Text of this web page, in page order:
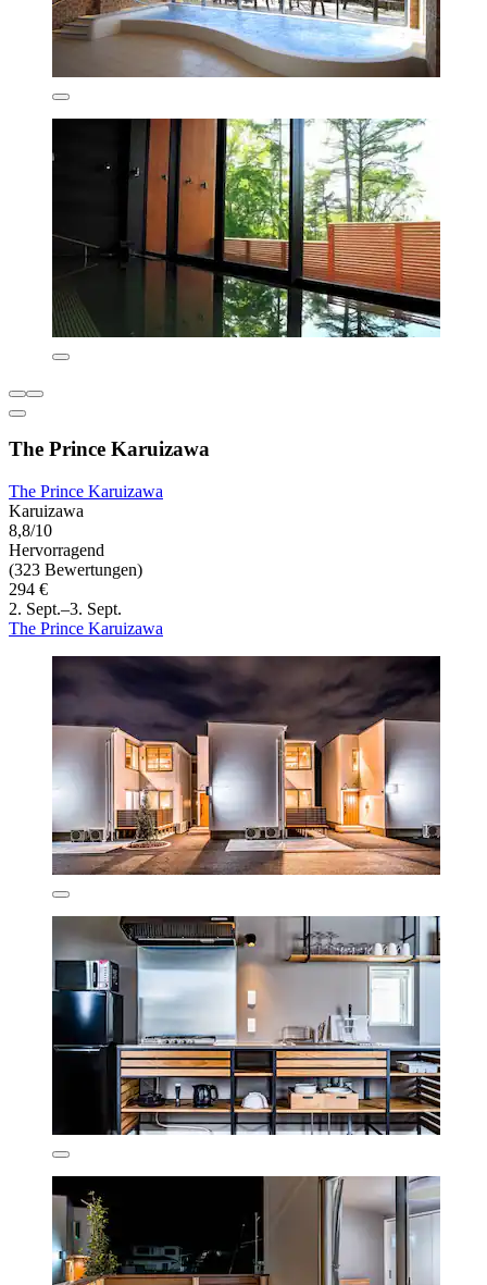
The Prince Karuizawa
The Prince Karuizawa
Karuizawa
8,8/10
Hervorragend
(323 Bewertungen)
294 €
2. Sept.–3. Sept.
The Prince Karuizawa